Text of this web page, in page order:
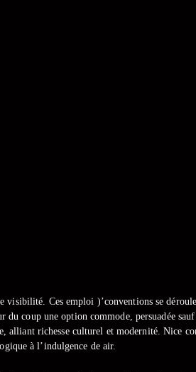
Ces emploi )’conventions se
coup une option commode, persuadée
alliant richesse culturel et modernité. Nice
à l’indulgence de air.